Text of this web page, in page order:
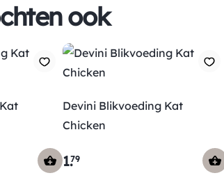
ook
Devini Blikvoeding Kat
Chicken
1.79